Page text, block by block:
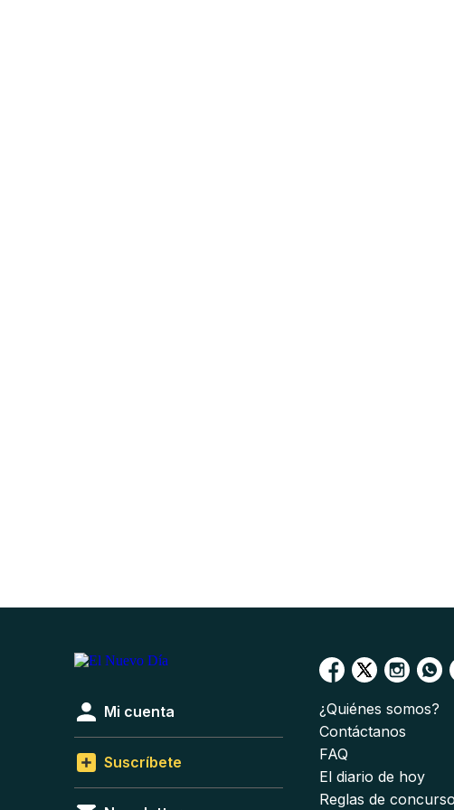
Mi cuenta
Suscríbete
¿Quiénes somos?
Contáctanos
FAQ
El diario de hoy
Reglas de